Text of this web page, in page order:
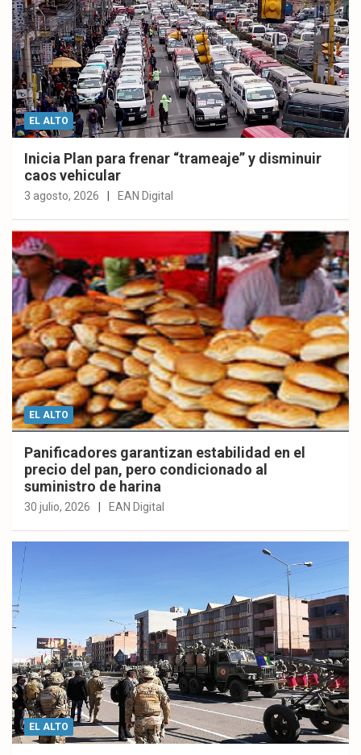
EL ALTO
Inicia Plan para frenar “trameaje” y disminuir
caos vehicular
3 agosto, 2026 EAN Digital
EL ALTO
Panificadores garantizan estabilidad en el
precio del pan, pero condicionado al
suministro de harina
30 julio, 2026 EAN Digital
EL ALTO